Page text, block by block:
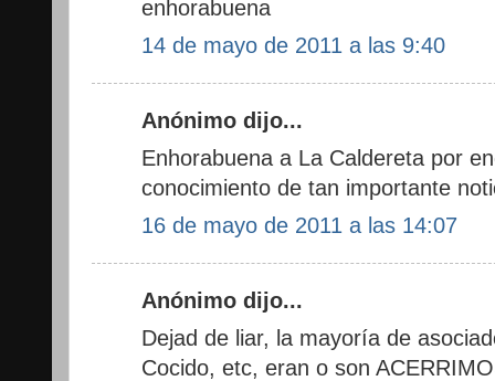
enhorabuena
14 de mayo de 2011 a las 9:40
Anónimo dijo...
Enhorabuena a La Caldereta por
conocimiento de tan importante
16 de mayo de 2011 a las 14:07
Anónimo dijo...
Dejad de liar, la mayoría de
Cocido, etc, eran o son